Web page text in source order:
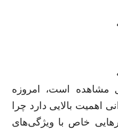
مشاهده است، امروزه
اهمیت بالایی دارد چرا
خاص با ویژگی‌های